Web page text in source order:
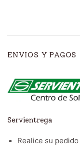
ENVIOS Y PAGOS
Servientrega
Realice su pedido